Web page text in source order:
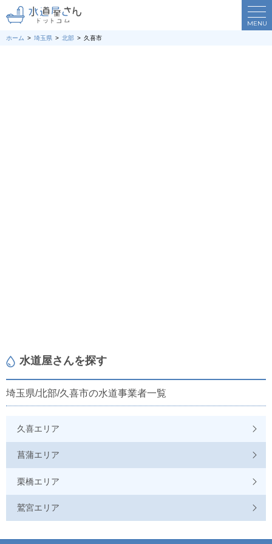
MENU
ホーム 埼玉県 北部 久喜市
水道屋さんを探す
埼玉県/北部/久喜市の水道事業者一覧
久喜エリア
菖蒲エリア
栗橋エリア
鷲宮エリア